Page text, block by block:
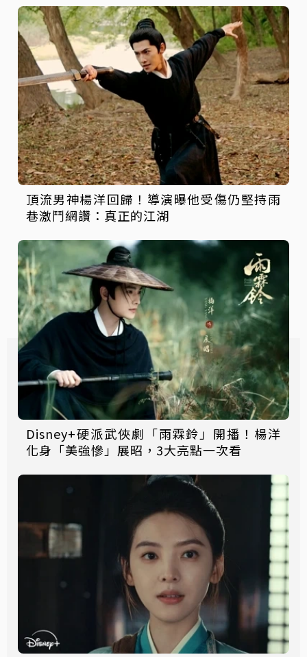
頂流男神楊洋回歸！導演曝他受傷仍堅持雨
巷激鬥網讚：真正的江湖
Disney+硬派武俠劇「雨霖鈴」開播！楊洋
化身「美強慘」展昭，3大亮點一次看